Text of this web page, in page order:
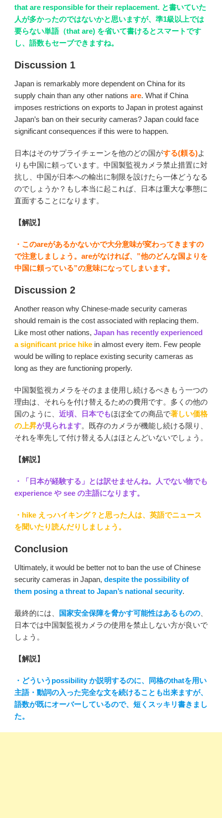
that are responsible for their replacement. と書いていた
人が多かったのではないかと思いますが、準1級以上では
要らない単語（that are) を省いて書けるとスマートです
し、語数もセーブできますね。
Discussion 1
Japan is remarkably more dependent on China for its
supply chain than any other nations are. What if China
imposes restrictions on exports to Japan in protest against
Japan’s ban on their security cameras? Japan could face
significant consequences if this were to happen.
日本はそのサプライチェーンを他のどの国がする(頼る)よ
りも中国に頼っています。中国製監視カメラ禁止措置に対
抗し、中国が日本への輸出に制限を設けたら一体どうなる
のでしょうか？もし本当に起これば、日本は重大な事態に
直面することになります。
【解説】
・このareがあるかないかで大分意味が変わってきますの
で注意しましょう。areがなければ、”他のどんな国よりを
中国に頼っている”の意味になってしまいます。
Discussion 2
Another reason why Chinese-made security cameras
should remain is the cost associated with replacing them.
Like most other nations, Japan has recently experienced
a significant price hike in almost every item. Few people
would be willing to replace existing security cameras as
long as they are functioning properly.
中国製監視カメラをそのまま使用し続けるべきもう一つの
理由は、それらを付け替えるための費用です。多くの他の
国のように、 近頃、日本でもほぼ全ての商品で著しい価格
の上昇が見られます。既存のカメラが機能し続ける限り、
それを率先して付け替える人はほとんどいないでしょう。
【解説】
・「日本が経験する」とは訳せませんね。人でない物でも
experience や see の主語になります。
・hike えっハイキング？と思った人は、英語でニュース
を聞いたり読んだりしましょう。
Conclusion
Ultimately, it would be better not to ban the use of Chinese
security cameras in Japan, despite the possibility of
them posing a threat to Japan’s national security.
最終的には、 国家安全保障を脅かす可能性はあるものの
日本では中国製監視カメラの使用を禁止しない方が良いで
しょう。
【解説】
・どういうpossibility か説明するのに、同格のthatを用い
主語・動詞の入った完全な文を続けることも出来ますが、
語数が既にオーバーしているので、短くスッキリ書きまし
た。